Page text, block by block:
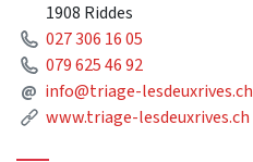
1908 Riddes
Phone
027 306 16 05
Phone
079 625 46 92
@ Mail
info@triage-lesdeuxrives.ch
Link
www.triage-lesdeuxrives.ch